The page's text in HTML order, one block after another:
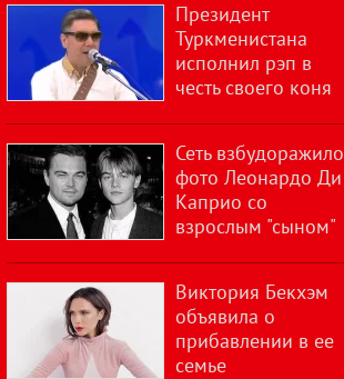
Президент
Туркменистана
исполнил рэп в
честь своего коня
Сеть взбудоражило
фото Леонардо Ди
Каприо со
взрослым "сыном"
Виктория Бекхэм
объявила о
прибавлении в ее
семье